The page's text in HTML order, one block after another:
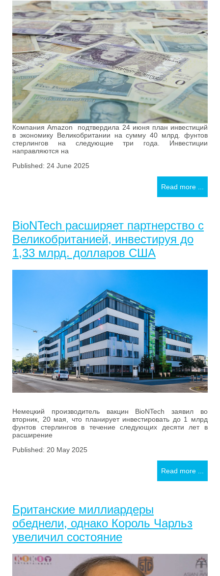
Компания Amazon подтвердила 24 июня план инвестиций
в экономику Великобритании на сумму 40 млрд. фунтов
стерлингов на следующие три года. Инвестиции
направляются на
Published: 24 June 2025
Read more ...
BioNTech расширяет партнерство с
Великобританией, инвестируя до
1,33 млрд. долларов США
Немецкий производитель вакцин BioNTech заявил во
вторник, 20 мая, что планирует инвестировать до 1 млрд
фунтов стерлингов в течение следующих десяти лет в
расширение
Published: 20 May 2025
Read more ...
Британские миллиардеры
обеднели, однако Король Чарльз
увеличил состояние